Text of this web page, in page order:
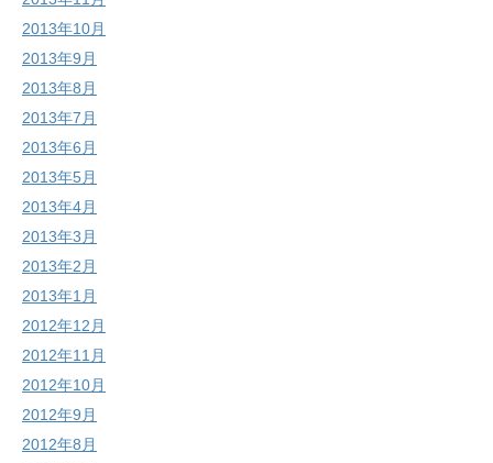
2013年10月
2013年9月
2013年8月
2013年7月
2013年6月
2013年5月
2013年4月
2013年3月
2013年2月
2013年1月
2012年12月
2012年11月
2012年10月
2012年9月
2012年8月